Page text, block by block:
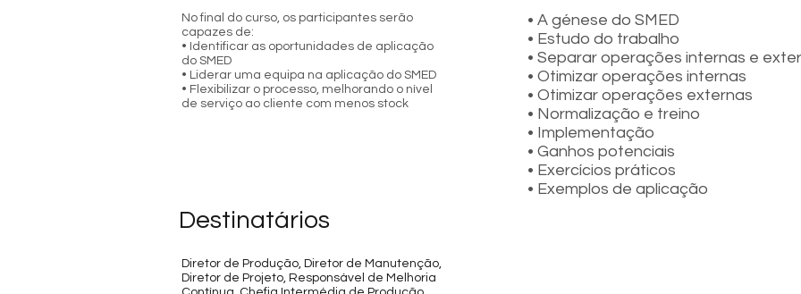
No final do curso, os participantes serão
capazes de:
• Identificar as oportunidades de aplicação
do SMED
• Liderar uma equipa na aplicação do SMED
• Flexibilizar o processo, melhorando o nível
de serviço ao cliente com menos stock
Destinatários
Diretor de Produção, Diretor de Manutenção,
Diretor de Projeto, Responsável de Melhoria
• A génese do SMED
• Estudo do trabalho
• Separar operações internas e
• Otimizar operações internas
• Otimizar operações externas
• Normalização e treino
• Implementação
• Ganhos potenciais
• Exercícios práticos
• Exemplos de aplicação